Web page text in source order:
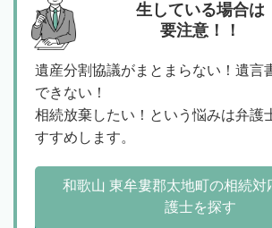
生している場合は
要注意！！
遺産分割協議がまとまらない！遺言
できない！
相続放棄したい！という悩みは弁護
すすめします。
和歌山 東牟婁郡太地町の相続対
護士を探す